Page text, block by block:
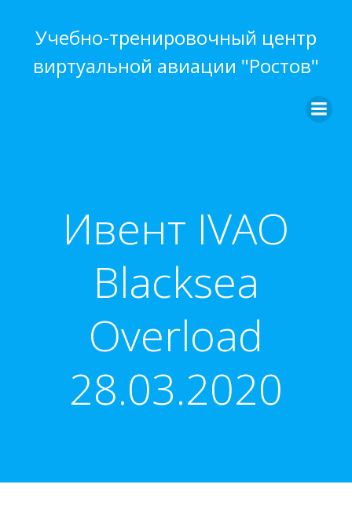
содержимому
Учебно-тренировочный центр
виртуальной авиации "Ростов"
Ивент IVAO
Blacksea
Overload
28.03.2020